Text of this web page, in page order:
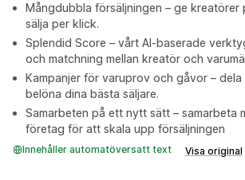
Mångdubbla försäljningen – ge
sälja per klick.
Splendid Score – vårt AI-baserade
och matchning mellan kreatör och
Kampanjer för varuprov och gåvor –
belöna dina bästa säljare.
Samarbeten på ett nytt sätt – samarbeta
företag för att skala upp försäljningen
Innehåller automatöversatt text Visa original